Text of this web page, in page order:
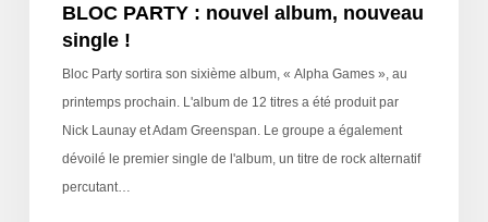
BLOC PARTY : nouvel album, nouveau
single !
Bloc Party sortira son sixième album, « Alpha Games », au
printemps prochain. L'album de 12 titres a été produit par
Nick Launay et Adam Greenspan. Le groupe a également
dévoilé le premier single de l'album, un titre de rock alternatif
percutant…